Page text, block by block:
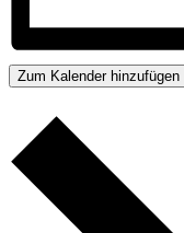
Zum Kalender hinzufügen